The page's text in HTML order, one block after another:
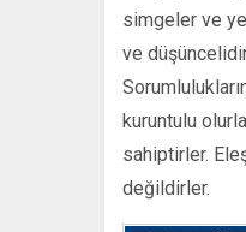
simgeler ve
ve
kuruntulu
sahiptirler.
değildirler.